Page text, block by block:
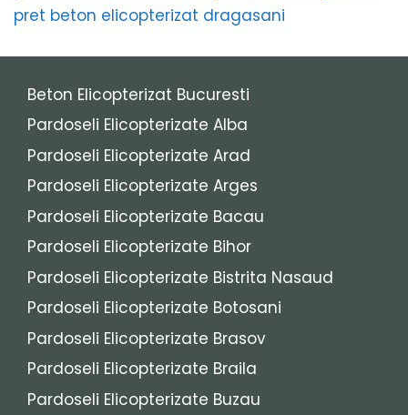
pret beton elicopterizat dragasani
Beton Elicopterizat Bucuresti
Pardoseli Elicopterizate Alba
Pardoseli Elicopterizate Arad
Pardoseli Elicopterizate Arges
Pardoseli Elicopterizate Bacau
Pardoseli Elicopterizate Bihor
Pardoseli Elicopterizate Bistrita Nasaud
Pardoseli Elicopterizate Botosani
Pardoseli Elicopterizate Brasov
Pardoseli Elicopterizate Braila
Pardoseli Elicopterizate Buzau